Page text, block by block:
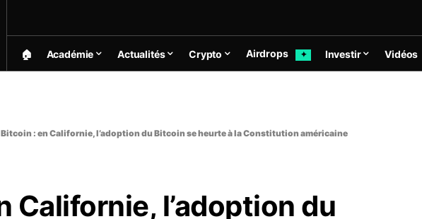
🏠︎ Académie Actualités Crypto Airdrops ✦ Investir Vidéos
Bitcoin : en Californie, l’adoption du Bitcoin se heurte à la Constitution américaine
Californie, l’adoption du